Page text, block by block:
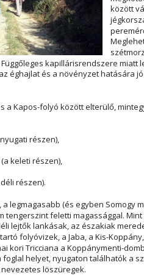
között
kapillárisrendszere
éghajlat és a növényzet hatására
a Kapos-folyó között elterülő,
részen),
keleti részen),
részen).
a legmagasabb (és egyben Somogy
tengerszint feletti magassággal.
lejtők lankásak, az északiak
folyóvizek, a Jaba, a Kis-
kori Tricciana a Koppánymenti-
helyet, nyugaton találhatók a
nevezetes löszüregek.